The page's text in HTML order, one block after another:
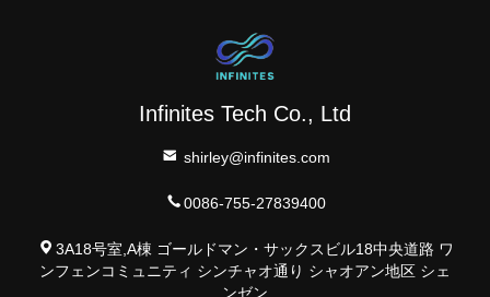
Infinites Tech Co., Ltd
shirley@infinites.com
0086-755-27839400
3A18号室,A棟 ゴールドマン・サックスビル18中央道路 ワ
ンフェンコミュニティ シンチャオ通り シャオアン地区 シェ
ンゼン